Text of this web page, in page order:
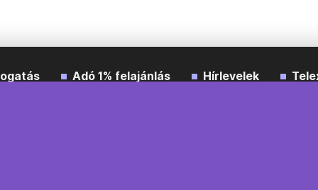
Adó 1% felajánlás Hírlevelek